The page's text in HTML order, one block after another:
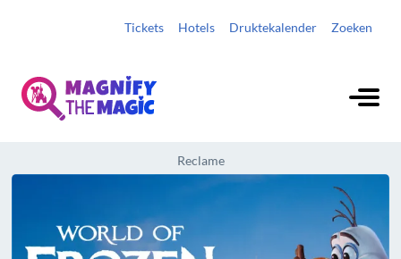
Tickets Hotels Druktekalender Zoeken
Reclame